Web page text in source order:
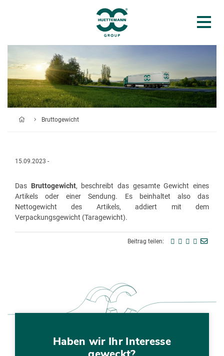
Bruttogewicht
15.09.2023 -
Das Bruttogewicht, beschreibt das gesamte Gewicht eines
Artikels oder einer Sendung. Es beinhaltet also das
Nettogewicht des Artikels, addiert mit dem
Verpackungsgewicht (Taragewicht).
Beitrag teilen:
Haben wir Ihr Interesse